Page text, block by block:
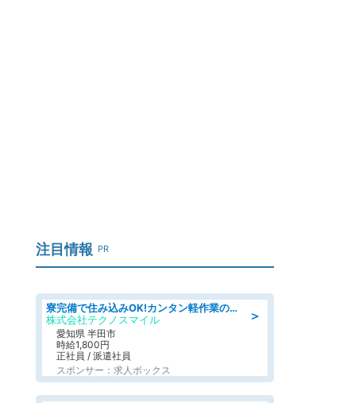
注目情報 PR
＞
寮完備で住み込みOK!カンタン軽作業のお仕事 denso aichi
株式会社テクノスマイル
愛知県 半田市
時給1,800円
正社員 / 派遣社員
スポンサー：求人ボックス